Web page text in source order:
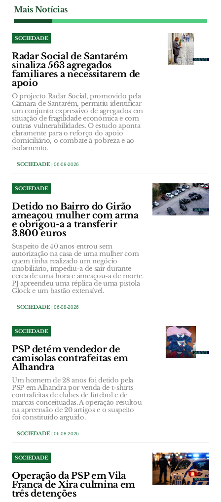
Mais Notícias
SOCIEDADE
Radar Social de Santarém
sinaliza 563 agregados
familiares a necessitarem de
apoio
O projecto Radar Social, promovido pela
Câmara de Santarém, permitiu identificar
um conjunto expressivo de agregados em
situação de fragilidade económica e com
outras vulnerabilidades. O estudo aponta
claramente para o reforço do apoio
domiciliário, o combate à pobreza e ao
isolamento.
SOCIEDADE| 06-08-2026
SOCIEDADE
Detido no Bairro do Girão
ameaçou mulher com arma
e obrigou-a a transferir
3.800 euros
Suspeito de 40 anos entrou sem
autorização na casa de uma mulher com
quem tinha realizado um negócio
imobiliário, impediu-a de sair durante
cerca de uma hora e ameaçou-a de morte.
PJ apreendeu uma réplica de uma pistola
Glock e um bastão extensível.
SOCIEDADE| 06-08-2026
SOCIEDADE
PSP detém vendedor de
camisolas contrafeitas em
Alhandra
Um homem de 28 anos foi detido pela
PSP em Alhandra por venda de t-shirts
contrafeitas de clubes de futebol e de
marcas conceituadas. A operação resultou
na apreensão de 20 artigos e o suspeito
foi constituído arguido.
SOCIEDADE| 06-08-2026
SOCIEDADE
Operação da PSP em Vila
Franca de Xira culmina em
três detenções